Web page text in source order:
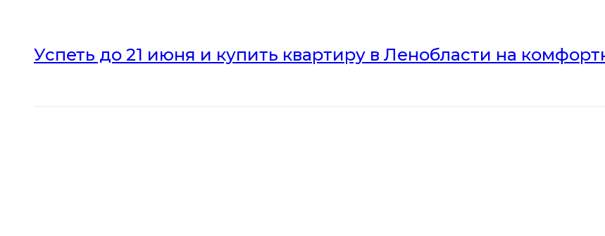
Успеть до 21 июня и купить квартиру в Ленобласти на